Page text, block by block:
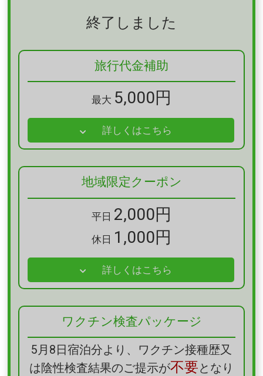
年内分
2022/10/12
年内分
2022/10/11
年内分
販売開始
終了しました
旅行代金補助
最大 5,000円
詳しくはこちら
地域限定クーポン
平日 2,000円
休日 1,000円
詳しくはこちら
ワクチン検査パッケージ
5月8日宿泊分より、ワクチン接種歴又
は陰性検査結果のご提示が不要となり